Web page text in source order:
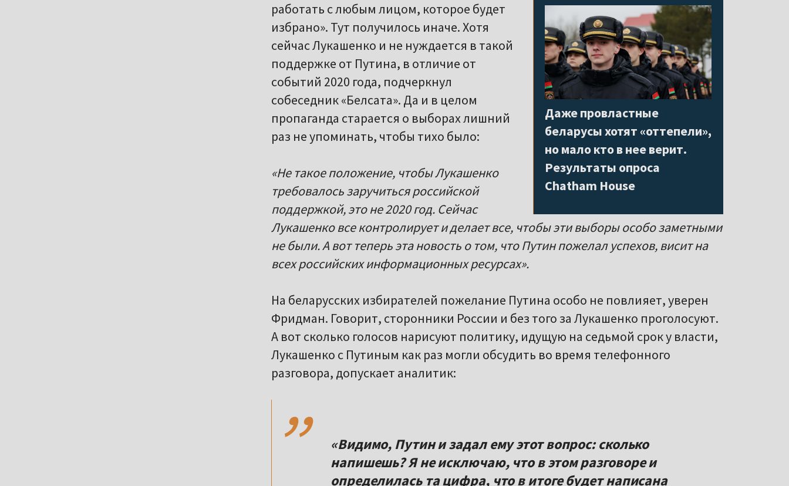
Даже провластные
беларусы хотят «оттепели»,
но мало кто в нее верит.
Результаты опроса
Chatham House
работать с любым лицом, которое будет
избрано». Тут получилось иначе. Хотя
сейчас Лукашенко и не нуждается в такой
поддержке от Путина, в отличие от
событий 2020 года, подчеркнул
собеседник «Белсата». Да и в целом
пропаганда старается о выборах лишний
раз не упоминать, чтобы тихо было:
«Не такое положение, чтобы Лукашенко
требовалось заручиться российской
поддержкой, это не 2020 год. Сейчас
Лукашенко все контролирует и делает все, чтобы эти выборы особо заметными
не были. А вот теперь эта новость о том, что Путин пожелал успехов, висит на
всех российских информационных ресурсах».
На беларусских избирателей пожелание Путина особо не повлияет, уверен
Фридман. Говорит, сторонники России и без того за Лукашенко проголосуют.
А вот сколько голосов нарисуют политику, идущую на седьмой срок у власти,
Лукашенко с Путиным как раз могли обсудить во время телефонного
разговора, допускает аналитик:
,,
«Видимо, Путин и задал ему этот вопрос: сколько
напишешь? Я не исключаю, что в этом разговоре и
определилась та цифра, что в итоге будет написана